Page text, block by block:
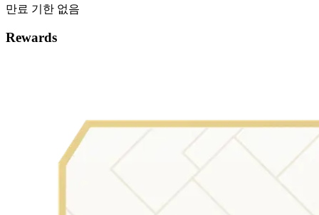
만료 기한 없음
Rewards